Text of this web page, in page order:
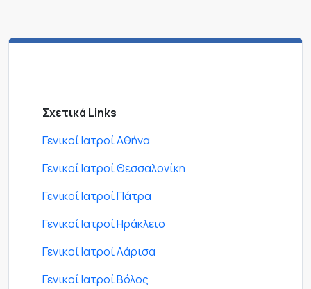
Σχετικά Links
Γενικοί Ιατροί Αθήνα
Γενικοί Ιατροί Θεσσαλονίκη
Γενικοί Ιατροί Πάτρα
Γενικοί Ιατροί Ηράκλειο
Γενικοί Ιατροί Λάρισα
Γενικοί Ιατροί Βόλος